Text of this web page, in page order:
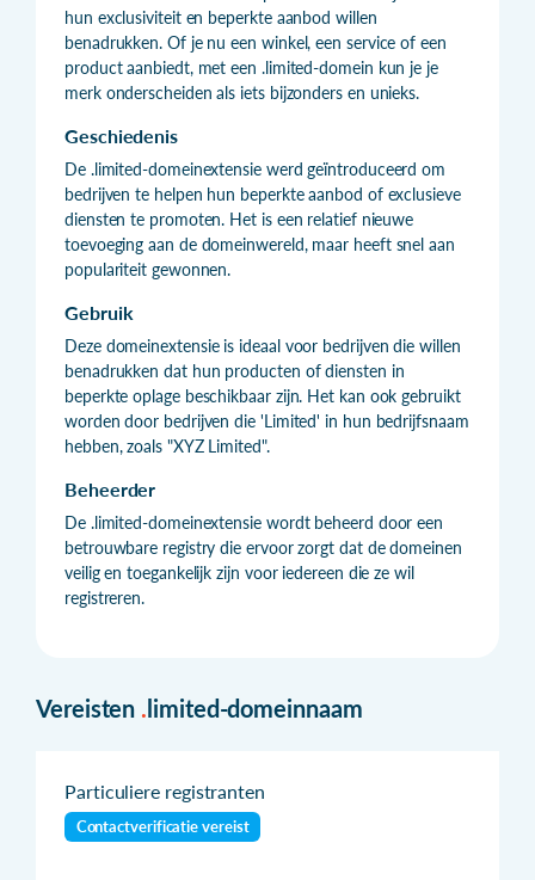
hun exclusiviteit en beperkte aanbod willen
benadrukken. Of je nu een winkel, een service of een
product aanbiedt, met een .limited-domein kun je je
merk onderscheiden als iets bijzonders en unieks.
Geschiedenis
De .limited-domeinextensie werd geïntroduceerd om
bedrijven te helpen hun beperkte aanbod of exclusieve
diensten te promoten. Het is een relatief nieuwe
toevoeging aan de domeinwereld, maar heeft snel aan
populariteit gewonnen.
Gebruik
Deze domeinextensie is ideaal voor bedrijven die willen
benadrukken dat hun producten of diensten in
beperkte oplage beschikbaar zijn. Het kan ook gebruikt
worden door bedrijven die 'Limited' in hun bedrijfsnaam
hebben, zoals "XYZ Limited".
Beheerder
De .limited-domeinextensie wordt beheerd door een
betrouwbare registry die ervoor zorgt dat de domeinen
veilig en toegankelijk zijn voor iedereen die ze wil
registreren.
Vereisten .limited-domeinnaam
Particuliere registranten
Contactverificatie vereist